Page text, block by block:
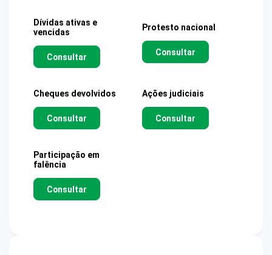
Dívidas ativas e
vencidas
Consultar
Protesto nacional
Consultar
Cheques devolvidos
Consultar
Ações judiciais
Consultar
Participação em
falência
Consultar